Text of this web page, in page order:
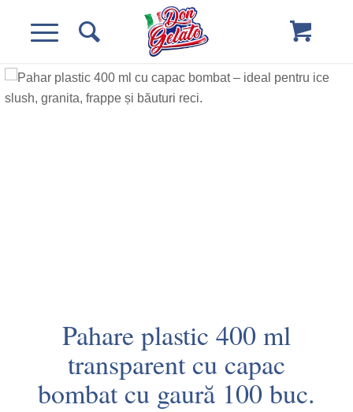
Pahare plastic 400 ml
transparent cu capac
bombat cu gaură 100 buc.